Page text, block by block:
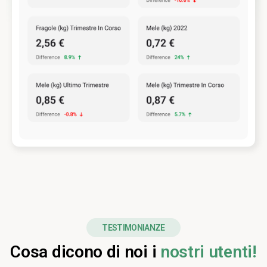
TESTIMONIANZE
Cosa dicono di noi i nostri utenti!